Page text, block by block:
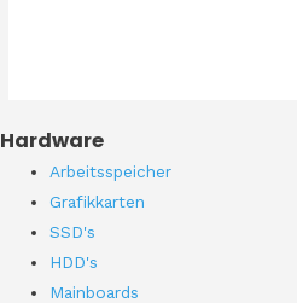
Hardware
Arbeitsspeicher
Grafikkarten
SSD's
HDD's
Mainboards